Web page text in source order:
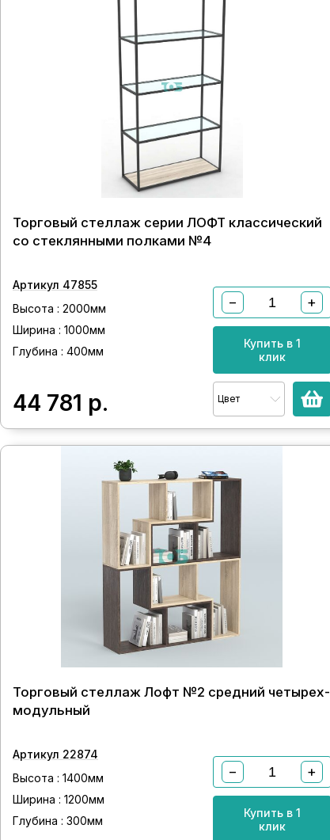
Торговый стеллаж серии ЛОФТ классический
со стеклянными полками №4
Артикул 47855
Высота : 2000мм
Ширина : 1000мм
Глубина : 400мм
44 781 р.
− +
Купить в 1
клик
Цвет
Торговый стеллаж Лофт №2 средний четырех-
модульный
Артикул 22874
Высота : 1400мм
Ширина : 1200мм
Глубина : 300мм
− +
Купить в 1
клик